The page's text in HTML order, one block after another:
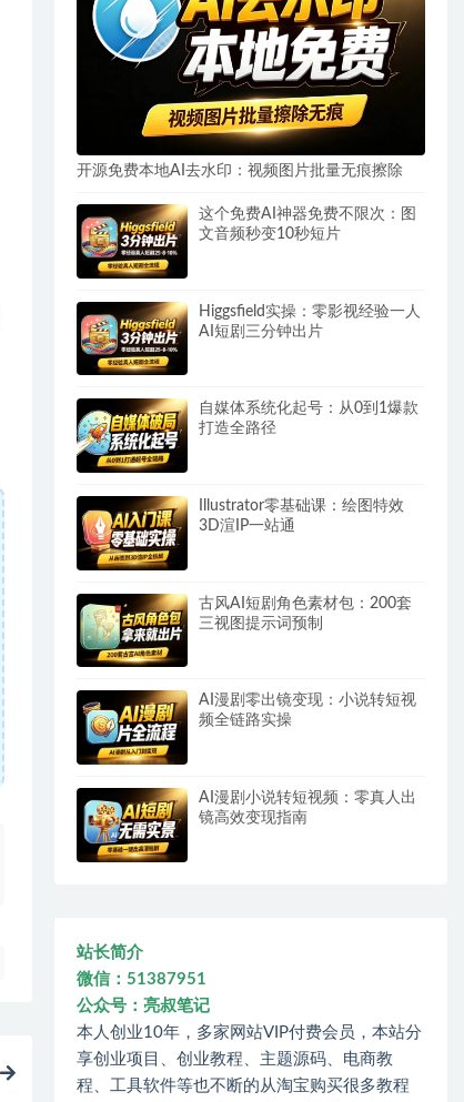
开源免费本地AI去水印：视频图片批量无痕擦除
这个免费AI神器免费不限次：图
文音频秒变10秒短片
Higgsfield实操：零影视经验一人
AI短剧三分钟出片
自媒体系统化起号：从0到1爆款
打造全路径
Illustrator零基础课：绘图特效
3D渲IP一站通
古风AI短剧角色素材包：200套
三视图提示词预制
AI漫剧零出镜变现：小说转短视
频全链路实操
AI漫剧小说转短视频：零真人出
镜高效变现指南
站长简介
微信：51387951
公众号：亮叔笔记
本人创业10年，多家网站VIP付费会员，本站分
享创业项目、创业教程、主题源码、电商教
程、工具软件等也不断的从淘宝购买很多教程